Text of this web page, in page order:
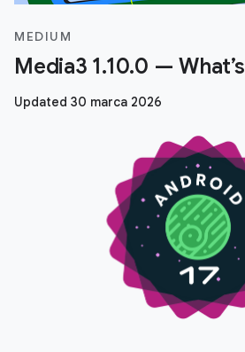
MEDIUM
Media3 1.10.0 —
Updated 30 marca 2026